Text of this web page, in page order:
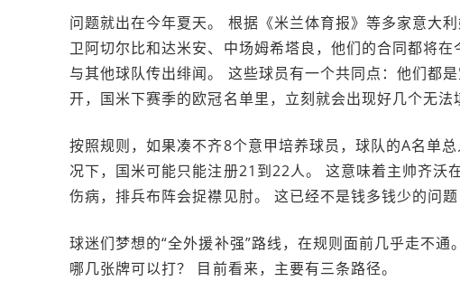
问题就出在今年夏天。 根据《米兰体育报》等多家意大
卫阿切尔比和达米安、中场姆希塔良，他们的合同都将
与其他球队传出绯闻。 这些球员有一个共同点：他们都
开，国米下赛季的欧冠名单里，立刻就会出现好几个无法
按照规则，如果凑不齐8个意甲培养球员，球队的A名单
况下，国米可能只能注册21到22人。 这意味着主帅齐沃
伤病，排兵布阵会捉襟见肘。 这已经不是钱多钱少的问
球迷们梦想的“全外援补强”路线，在规则面前几乎走不
哪几张牌可以打？ 目前看来，主要有三条路径。